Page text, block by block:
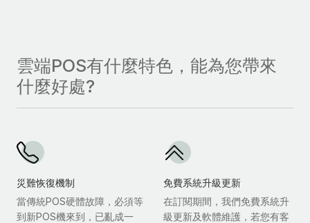
雲端POS有什麼特色，能為您帶來
什麼好處?
災難恢復機制
當傳統POS硬體故障，必須等
到新POS機來到，已亂成一
免費系統升級更新
在訂閱期間，我們免費系統升
級更新及軟體維護，若您有客